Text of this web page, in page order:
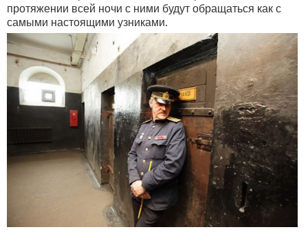
протяжении всей ночи с ними будут обращаться как с
самыми настоящими узниками.